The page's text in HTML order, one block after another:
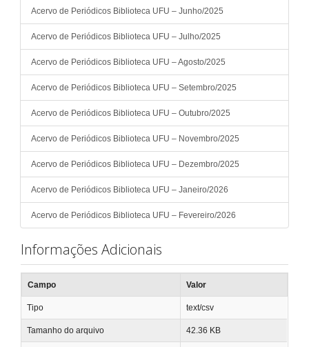
Acervo de Periódicos Biblioteca UFU – Junho/2025
Acervo de Periódicos Biblioteca UFU – Julho/2025
Acervo de Periódicos Biblioteca UFU – Agosto/2025
Acervo de Periódicos Biblioteca UFU – Setembro/2025
Acervo de Periódicos Biblioteca UFU – Outubro/2025
Acervo de Periódicos Biblioteca UFU – Novembro/2025
Acervo de Periódicos Biblioteca UFU – Dezembro/2025
Acervo de Periódicos Biblioteca UFU – Janeiro/2026
Acervo de Periódicos Biblioteca UFU – Fevereiro/2026
Informações Adicionais
Campo Valor
Tipo text/csv
Tamanho do arquivo 42.36 KB